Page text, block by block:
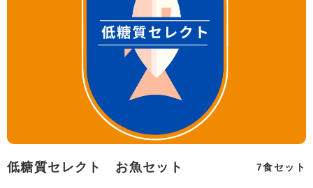
低糖質セレクト お魚セット 7食セット